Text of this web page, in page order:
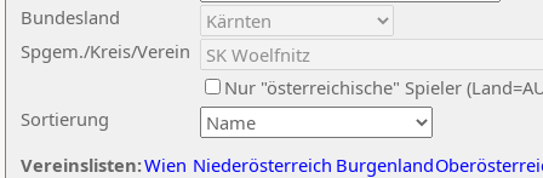
Sortierung
Bundesland
Spgem./Kreis/Verein
Nur "österreichische" Spieler
Vereinslisten:Wien Niederösterreich Burgenland